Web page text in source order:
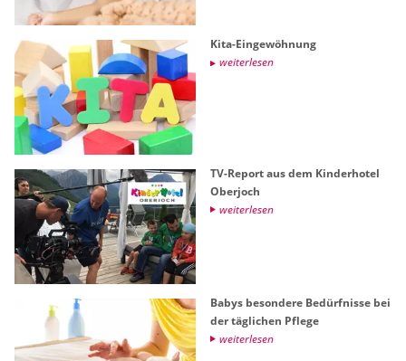
Kita-Ein­ge­wöh­nung
wei­ter­le­sen
TV-Re­port aus dem Kin­der­ho­tel
Ober­joch
wei­ter­le­sen
Babys be­son­de­re Be­dürf­nis­se bei
der täg­li­chen Pfle­ge
wei­ter­le­sen